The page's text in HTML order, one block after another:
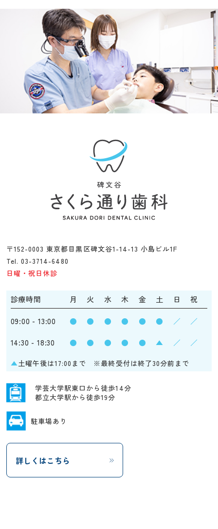
〒152-0003 東京都目黒区碑文谷1-14-13 小島ビル1F
Tel. 03-3714-6480
日曜・祝日休診
診療時間 月 火 水 木 金 土 日 祝
09:00 - 13:00 ● ● ● ● ● ● ／ ／
14:30 - 18:30 ● ● ● ● ● ▲ ／ ／
▲土曜午後は17:00まで ※最終受付は終了30分前まで
学芸大学駅東口から徒歩14分
都立大学駅から徒歩19分
駐車場あり
詳しくはこちら